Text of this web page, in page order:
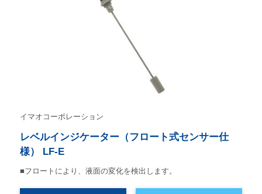
イマオコーポレーション
レベルインジケーター（フロート式センサー仕
様） LF-E
■フロートにより、液面の変化を検出します。